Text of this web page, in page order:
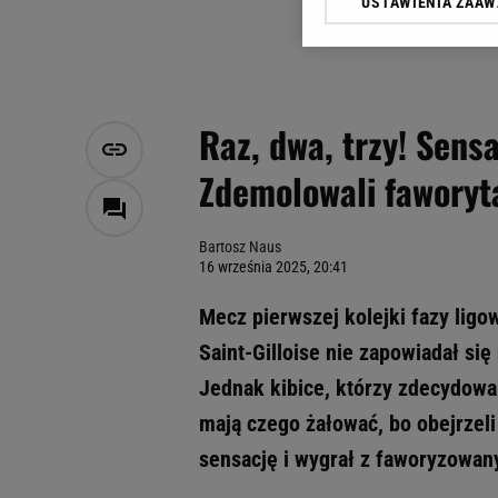
Raz, dwa, trzy!
Zdemolowali
Bartosz Naus
16 września 2025, 20:41
Mecz pierwszej kolejki fazy
Saint-Gilloise nie zapowiadał
Jednak kibice, którzy
mają czego żałować, bo
sensację i wygrał z
Klikając „Akceptuję”
Zaufanych Partnerów i
My, nasi Zaufani
Użycie dokładnych
Przechowywanie